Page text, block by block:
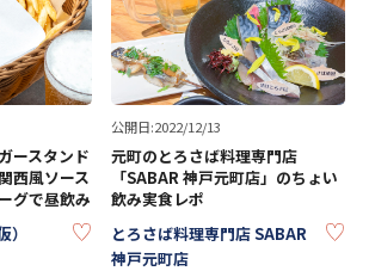
ースタンド
西風ソース
グで昼飲み
KEEP
公開日:2022/12/13
元町のとろさば料理専門店
「SABAR 神戸元町店」のちょい
飲み実食レポ
とろさば料理専門店 SABAR
神戸元町店